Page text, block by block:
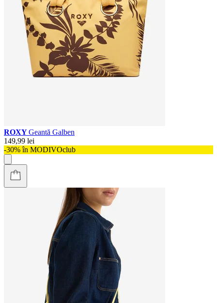
ROXYGeantă Galben
149,99 lei
-30% în MODIVOclub